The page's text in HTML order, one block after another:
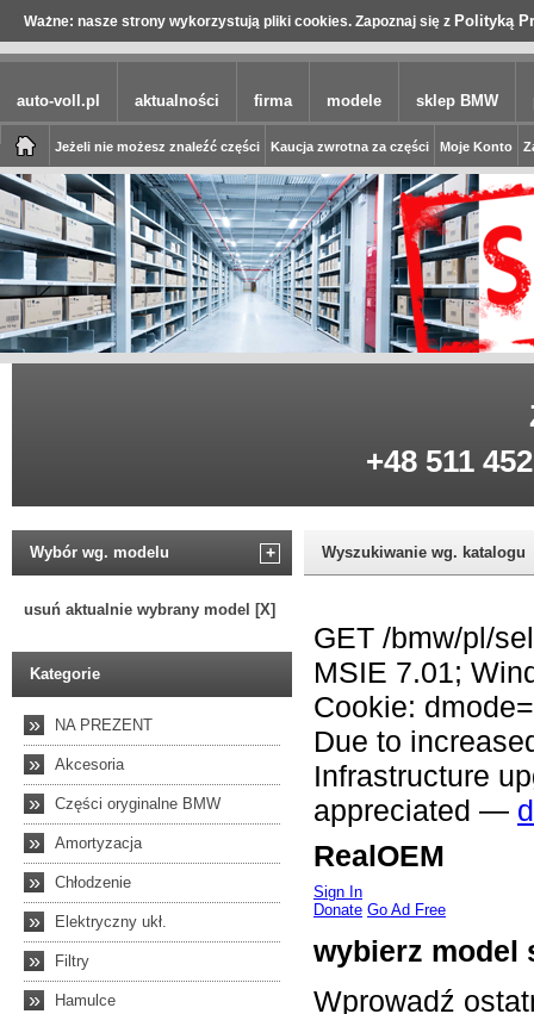
Ważne: nasze strony wykorzystują pliki cookies. Zapoznaj się z Polityką
auto-voll.pl aktualności firma modele sklep BMW
Jeżeli nie możesz znaleźć części Kaucja zwrotna za części Moje Konto
+48 511
Wybór wg. modelu +
usuń aktualnie wybrany model [X]
Kategorie
» NA PREZENT
» Akcesoria
» Części oryginalne BMW
» Amortyzacja
» Chłodzenie
» Elektryczny ukł.
» Filtry
» Hamulce
Wyszukiwanie wg. katalogu